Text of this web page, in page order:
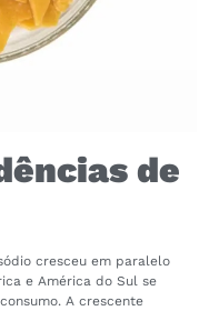
de
cresceu em paralelo
e América do Sul se
A crescente